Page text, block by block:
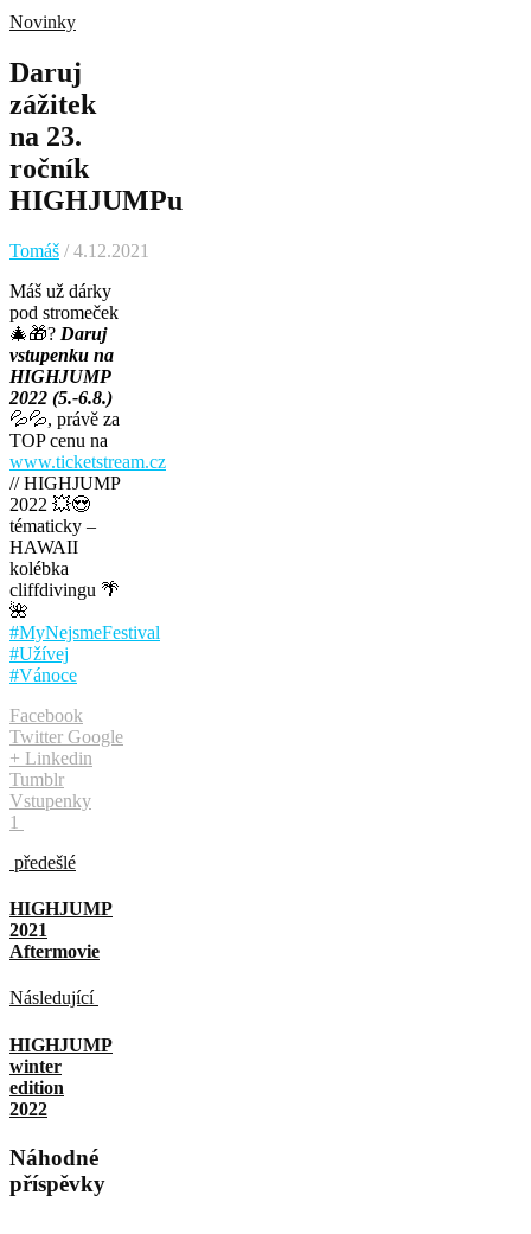
Novinky
Daruj
zážitek
na 23.
ročník
HIGHJUMPu
Tomáš / 4.12.2021
Máš už dárky
pod stromeček
🎄🎁? Daruj
vstupenku na
HIGHJUMP
2022 (5.-6.8.)
💦💦, právě za
TOP cenu na
www.ticketstream.cz
// HIGHJUMP
2022 💥😍
tématicky –
HAWAII
kolébka
cliffdivingu 🌴
🌺
#MyNejsmeFestival
#Užívej
#Vánoce
Facebook
Twitter Google
+ Linkedin
Tumblr
Vstupenky
1
předešlé
HIGHJUMP
2021
Aftermovie
Následující
HIGHJUMP
winter
edition
2022
Náhodné
příspěvky